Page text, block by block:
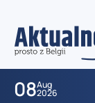
08Aug
2026